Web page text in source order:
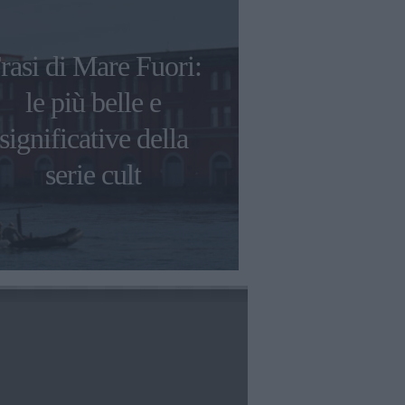
di Mare Fuori:
le più belle e
significative della
serie cult